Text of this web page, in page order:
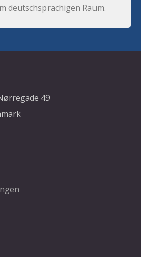
deutschsprachigen Raum.
49